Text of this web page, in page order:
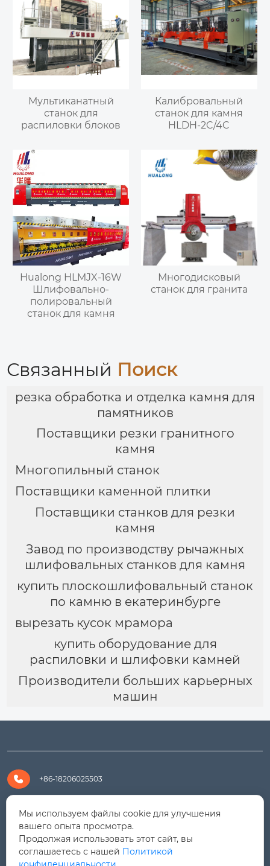
Мультиканатный
станок для
распиловки блоков
Калибровальный
станок для камня
HLDH-2C/4C
Hualong HLMJX-16W
Шлифовально-
полировальный
станок для камня
Многодисковый
станок для гранита
Связанный Поиск
резка обработка и отделка камня для
памятников
Поставщики резки гранитного
камня
Многопильный станок
Поставщики каменной плитки
Поставщики станков для резки
камня
Завод по производству рычажных
шлифовальных станков для камня
купить плоскошлифовальный станок
по камню в екатеринбурге
вырезать кусок мрамора
купить оборудование для
распиловки и шлифовки камней
Производители больших карьерных
машин
 +86-18206025503
 +8618206025503
 yanali@hualongm.com
Мы используем файлы cookie для улучшения
вашего опыта просмотра.
Продолжая использовать этот сайт, вы
соглашаетесь с нашей Политикой